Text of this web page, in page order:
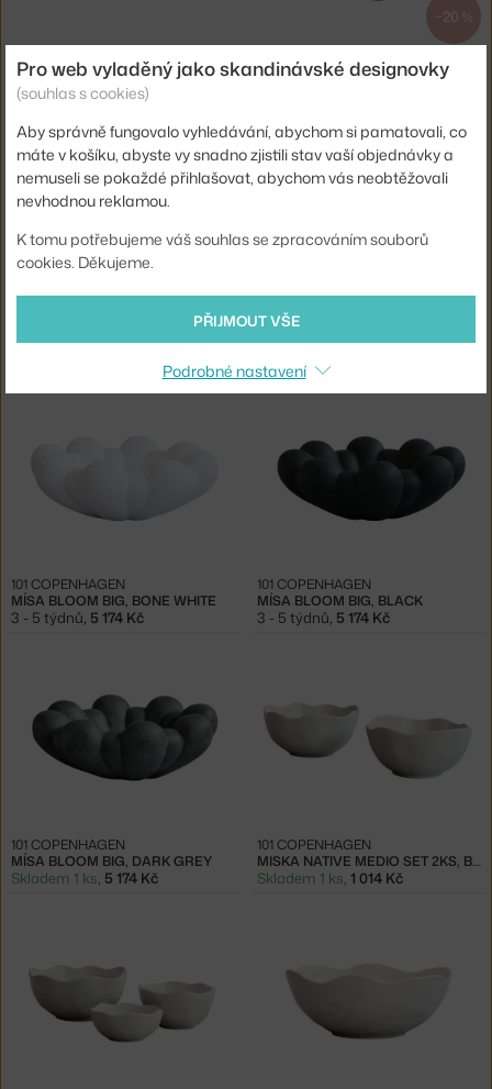
MÍSA BLOOM MINI, DARK GREY
101 COPENHAGEN
3 - 5 týdnů,910 Kč
−20 %
101 COPENHAGEN
MÍSA BLOOM MEDIO, BLACK MÍSA BLOOM MEDIO, DARK GREY
101 COPENHAGEN
MÍSA BLOOM BIG, BONE WHITE
101 COPENHAGEN
3 - 5 týdnů, 5 174 Kč
MÍSA BLOOM BIG, BLACK
101 COPENHAGEN
3 - 5 týdnů, 5 174 Kč
MÍSA BLOOM BIG, DARK GREY
101 COPENHAGEN
Skladem 1 ks, 5 174 Kč
MISKA NATIVE MEDIO SET 2KS, BIRCH
101 COPENHAGEN
Skladem 1 ks, 1 014 Kč
Pro web vyladěný jako skandinávské designovky
(souhlas s cookies)
Aby správně fungovalo vyhledávání, abychom si pamatovali, co
máte v košíku, abyste vy snadno zjistili stav vaší objednávky a
nemuseli se pokaždé přihlašovat, abychom vás neobtěžovali
nevhodnou reklamou.
K tomu potřebujeme váš souhlas se zpracováním souborů
cookies. Děkujeme.
PŘIJMOUT VŠE
Podrobné nastavení